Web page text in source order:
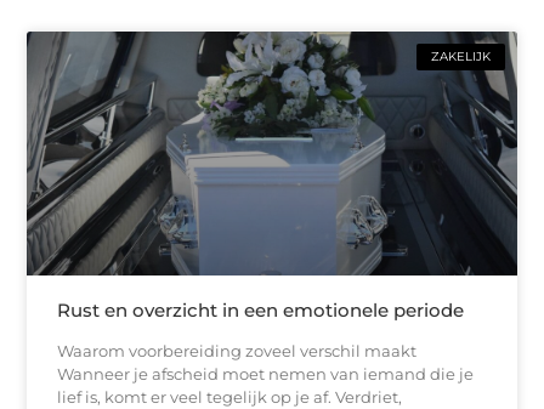
ZAKELIJK
Rust en overzicht in een emotionele periode
Waarom voorbereiding zoveel verschil maakt
Wanneer je afscheid moet nemen van iemand die je
lief is, komt er veel tegelijk op je af. Verdriet,